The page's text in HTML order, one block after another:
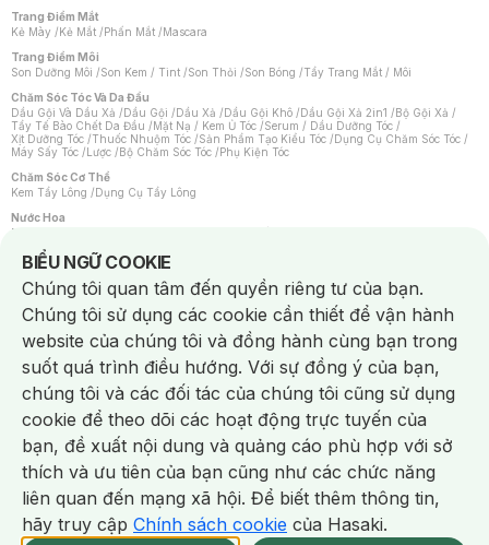
NowFree 2H Giao Nhanh Miễn Phí 2H Xem chi tiết
Trang Điểm Mắt
Kẻ Mày /Kẻ Mắt /Phấn Mắt /Mascara
Trang Điểm Môi
Son Dưỡng Môi /Son Kem / Tint /Son Thỏi /Son Bóng /Tẩy Trang Mắt / Môi
Chăm Sóc Tóc Và Da Đầu
Dầu Gội Và Dầu Xả /Dầu Gội /Dầu Xả /Dầu Gội Khô /Dầu Gội Xả 2in1 /Bộ Gội Xả /
Tẩy Tế Bào Chết Da Đầu /Mặt Nạ / Kem Ủ Tóc /Serum / Dầu Dưỡng Tóc /
Xịt Dưỡng Tóc /Thuốc Nhuộm Tóc /Sản Phẩm Tạo Kiểu Tóc /Dụng Cụ Chăm Sóc Tóc /
Máy Sấy Tóc /Lược /Bộ Chăm Sóc Tóc /Phụ Kiện Tóc
Chăm Sóc Cơ Thể
Kem Tẩy Lông /Dụng Cụ Tẩy Lông
Nước Hoa
Nước Hoa Nữ
Chăm Sóc Cá Nhân
Chống Muỗi /Khẩu Trang /Máy Massage/Mặt Nạ Xông Hơi /Nước Rửa Tay/
Sản Phẩm Chăm Sóc Khác /Bàn Chải Đánh Răng /Bàn Chải Điện/
Hỗ Trợ Trắng Răng/Kem Đánh Răng /Máy Tăm Nước/ Nước Súc Miệng/
Tăm / Chỉ Nha Khoa/ Xịt Thơm Miệng / Dung Dịch Vệ Sinh/Dưỡng Vùng Kín/
Khăn Ướt Vệ Sinh Vùng Kín/Băng Vệ Sinh/Tampon/Bọt Cạo Râu /Dao Cạo Râu/
Máy Cạo Râu
Vấn Đề Về Da
Da Dầu / Lỗ Chân Lông To/ Da Khô / Mất Nước/ Da Lão Hóa/ Da Mụn/
Da Nhạy Cảm / Kích Ứng
Da Xỉn Màu Thâm / Nám / Tàn Nhang
Quầng Thâm & Bọng Mắt /Sẹo /Viêm Da Cơ Địa
Dụng Cụ / Phụ Kiện Chăm Sóc Da
Bông Tẩy Trang
Khăn Lau Mặt Khô Dụng Cụ / Máy Rửa Mặt Máy Chăm Sóc Da
Dụng Cụ Chăm Sóc Khác
BIỂU NGỮ COOKIE
Notice about cookies usage
Chúng tôi quan tâm đến quyền riêng tư của bạn.
Chúng tôi sử dụng các cookie cần thiết để vận hành
website của chúng tôi và đồng hành cùng bạn trong
suốt quá trình điều hướng. Với sự đồng ý của bạn,
chúng tôi và các đối tác của chúng tôi cũng sử dụng
cookie để theo dõi các hoạt động trực tuyến của
bạn, đề xuất nội dung và quảng cáo phù hợp với sở
thích và ưu tiên của bạn cũng như các chức năng
liên quan đến mạng xã hội. Để biết thêm thông tin,
hãy truy cập Chính sách cookie của Hasaki.